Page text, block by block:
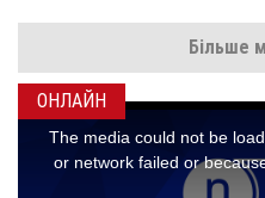
ОНЛАЙН
Більше